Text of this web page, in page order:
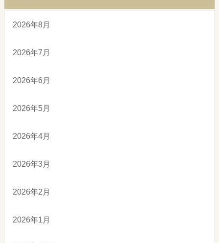
2026年8月
2026年7月
2026年6月
2026年5月
2026年4月
2026年3月
2026年2月
2026年1月